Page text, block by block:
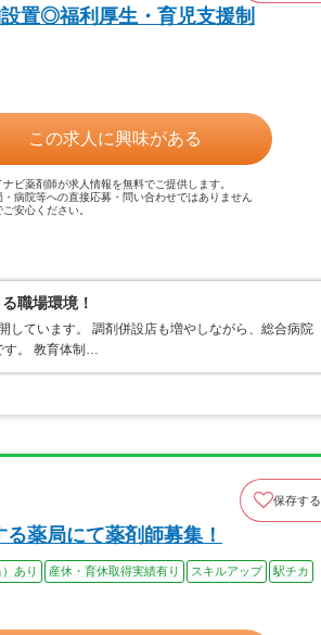
置◎福利厚生・育児支援制
この求人に興味がある
ナビ薬剤師が求人情報を無料でご提供します。
・病院等への直接応募・問い合わせではありません
ご安心ください。
職場環境！
しています。 調剤併設店も増やしながら、総合病院
す。 教育体制…
保存する
薬局にて薬剤師募集！
あり 産休・育休取得実績有り スキルアップ
駅チカ